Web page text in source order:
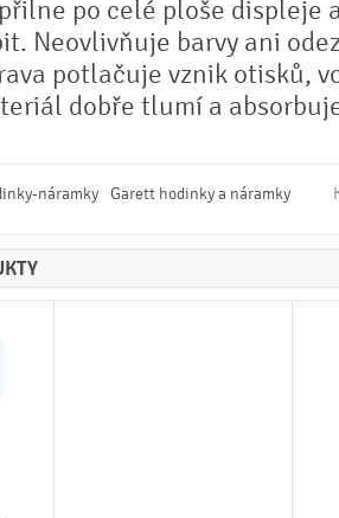
po celé ploše displeje
Neovlivňuje barvy ani
potlačuje vznik otisků,
dobře tlumí a
náramky Garett hodinky a náramky